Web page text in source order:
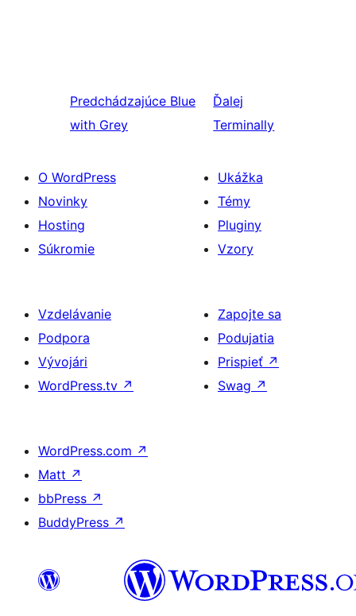
Predchádzajúce Blue
with Grey
Ďalej
Terminally
O WordPress
Novinky
Hosting
Súkromie
Ukážka
Témy
Pluginy
Vzory
Vzdelávanie
Podpora
Vývojári
WordPress.tv ↗
Zapojte sa
Podujatia
Prispieť ↗
Swag ↗
WordPress.com ↗
Matt ↗
bbPress ↗
BuddyPress ↗